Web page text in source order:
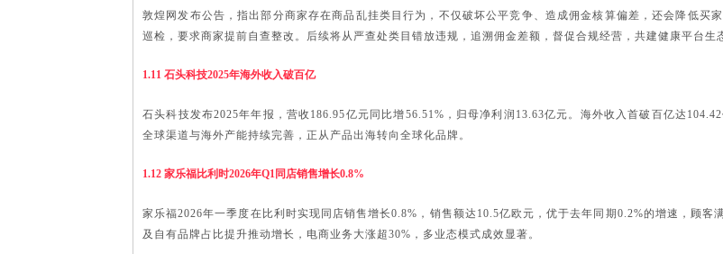
敦煌网发布公告，指出部分商家存在商品乱挂类目行为，不仅破坏公平竞争、造成佣金核算偏差，还会降低买
巡检，要求商家提前自查整改。后续将从严查处类目错放违规，追溯佣金差额，督促合规经营，共建健康平台生
1.11 石头科技2025年海外收入破百亿
石头科技发布2025年年报，营收186.95亿元同比增56.51%，归母净利润13.63亿元。海外收入首破百亿达
全球渠道与海外产能持续完善，正从产品出海转向全球化品牌。
1.12 家乐福比利时2026年Q1同店销售增长0.8%
家乐福2026年一季度在比利时实现同店销售增长0.8%，销售额达10.5亿欧元，优于去年同期0.2%的增速，顾
及自有品牌占比提升推动增长，电商业务大涨超30%，多业态模式成效显著。